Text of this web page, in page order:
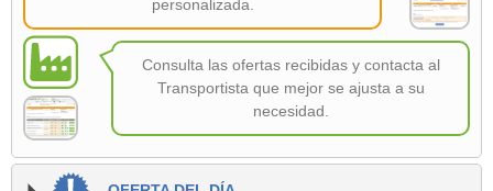
personalizada.
Consulta las ofertas recibidas y contacta al
Transportista que mejor se ajusta a su
necesidad.